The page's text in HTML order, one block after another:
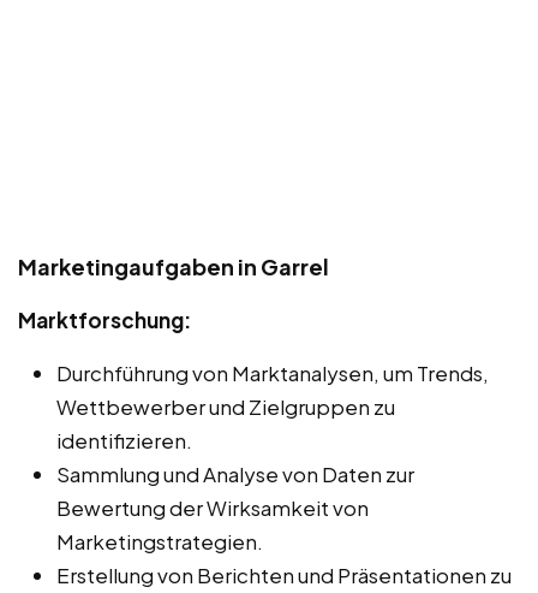
Marketingaufgaben in Garrel
Marktforschung:
Durchführung von Marktanalysen, um Trends,
Wettbewerber und Zielgruppen zu
identifizieren.
Sammlung und Analyse von Daten zur
Bewertung der Wirksamkeit von
Marketingstrategien.
Erstellung von Berichten und Präsentationen zu